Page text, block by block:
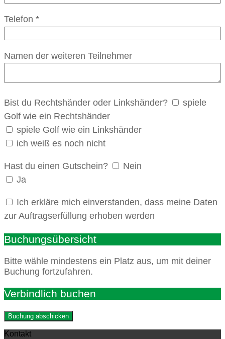
Telefon *
Namen der weiteren Teilnehmer
Bist du Rechtshänder oder Linkshänder?
spiele
Golf wie ein Rechtshänder
spiele Golf wie ein Linkshänder
ich weiß es noch nicht
Hast du einen Gutschein?
Nein
Ja
Ich erkläre mich einverstanden, dass meine Daten
zur Auftragserfüllung erhoben werden
Buchungsübersicht
Bitte wähle mindestens ein Platz aus, um mit deiner
Buchung fortzufahren.
Verbindlich buchen
Kontakt